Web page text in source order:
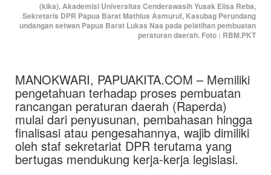
(kika). Akademisi Universitas Cenderawasih Yusak Elisa Reba,
Sekretaris DPR Papua Barat Mathius Asmuruf, Kasubag Perundang
undangan setwan Papua Barat Lukas Naa pada pelatihan pembuatan
peraturan daerah. Foto : RBM.PKT
MANOKWARI, PAPUAKITA.COM – Memiliki
pengetahuan terhadap proses pembuatan
rancangan peraturan daerah (Raperda)
mulai dari penyusunan, pembahasan hingga
finalisasi atau pengesahannya, wajib dimiliki
oleh staf sekretariat DPR terutama yang
bertugas mendukung kerja-kerja legislasi.